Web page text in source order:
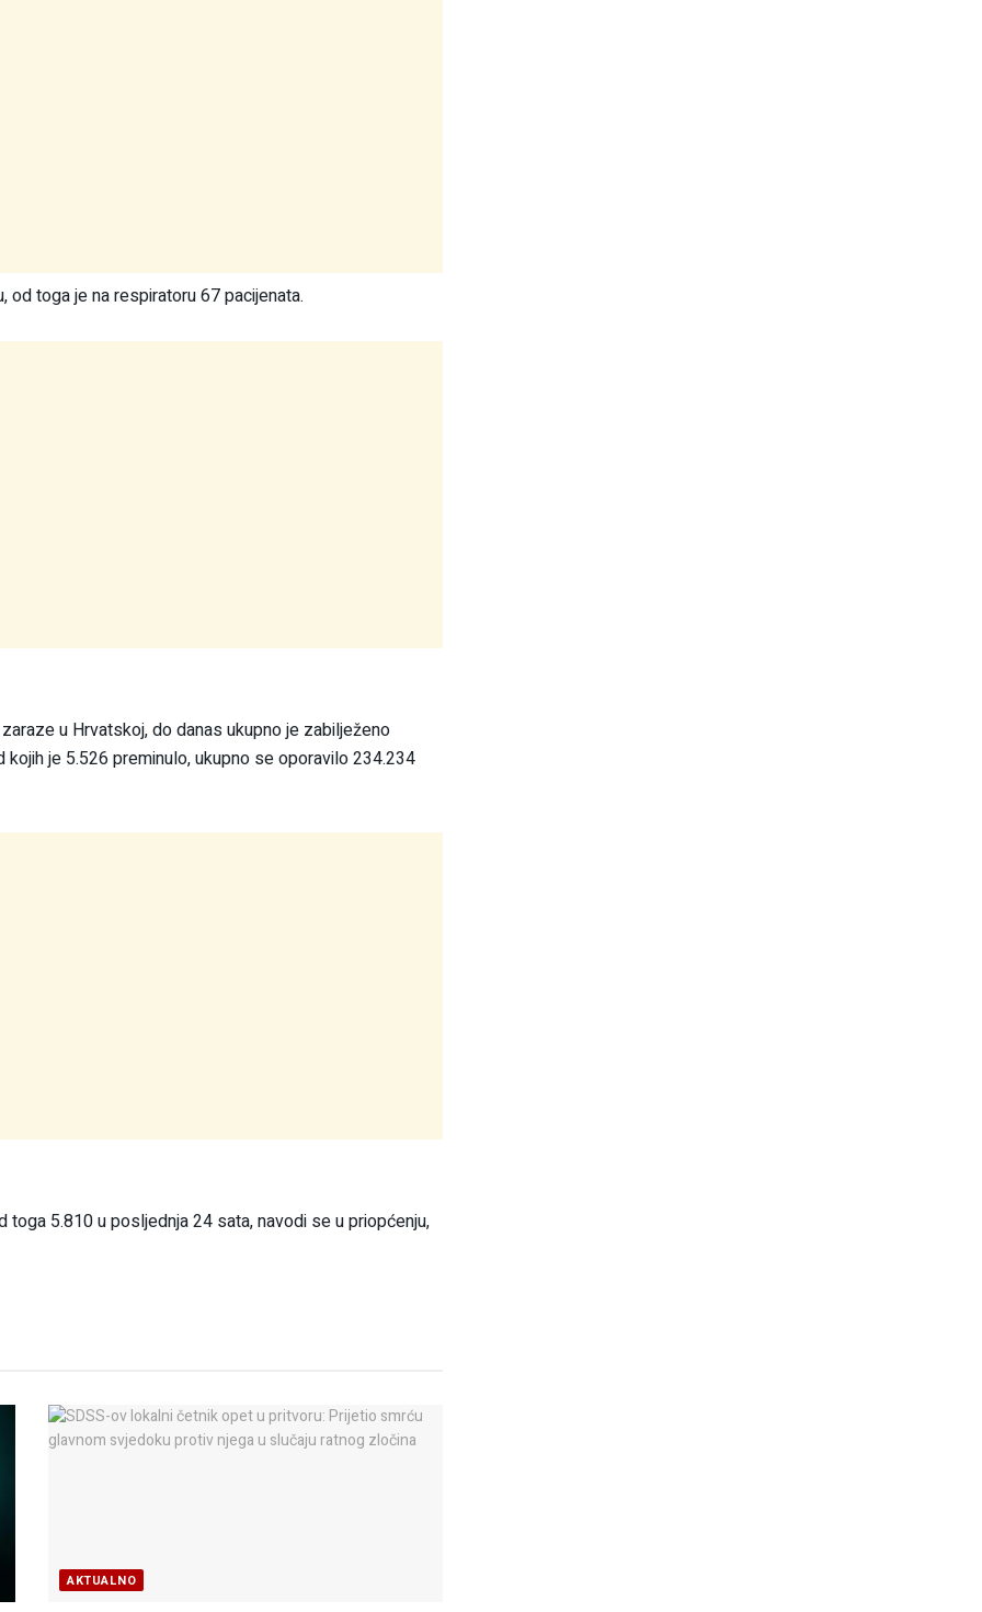
od toga je na respiratoru 67 pacijenata.
u Hrvatskoj, do danas ukupno je zabilježeno
je 5.526 preminulo, ukupno se oporavilo 234.234
5.810 u posljednja 24 sata, navodi se u priopćenju,
AKTUALNO